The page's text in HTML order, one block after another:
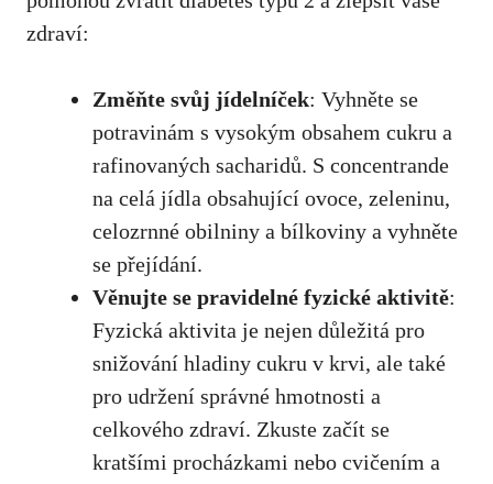
zdraví:
Změňte svůj jídelníček: Vyhněte se
potravinám s ‍vysokým⁤ obsahem cukru a
rafinovaných sacharidů. S concentrande
na celá jídla obsahující⁣ ovoce, zeleninu,
celozrnné obilniny a bílkoviny a vyhněte
se přejídání.
Věnujte se pravidelné fyzické aktivitě:
Fyzická aktivita je nejen ‌důležitá pro
snižování hladiny ⁤cukru v krvi, ale také
pro udržení správné hmotnosti a
celkového zdraví. Zkuste začít se
kratšími procházkami nebo cvičením a